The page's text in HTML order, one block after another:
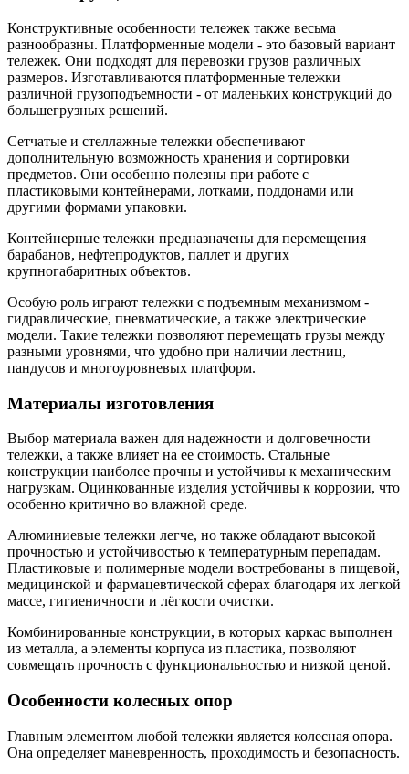
Конструктивные особенности тележек также весьма
разнообразны. Платформенные модели - это базовый вариант
тележек. Они подходят для перевозки грузов различных
размеров. Изготавливаются платформенные тележки
различной грузоподъемности - от маленьких конструкций до
большегрузных решений.
Сетчатые и стеллажные тележки обеспечивают
дополнительную возможность хранения и сортировки
предметов. Они особенно полезны при работе с
пластиковыми контейнерами, лотками, поддонами или
другими формами упаковки.
Контейнерные тележки предназначены для перемещения
барабанов, нефтепродуктов, паллет и других
крупногабаритных объектов.
Особую роль играют тележки с подъемным механизмом -
гидравлические, пневматические, а также электрические
модели. Такие тележки позволяют перемещать грузы между
разными уровнями, что удобно при наличии лестниц,
пандусов и многоуровневых платформ.
Материалы изготовления
Выбор материала важен для надежности и долговечности
тележки, а также влияет на ее стоимость. Стальные
конструкции наиболее прочны и устойчивы к механическим
нагрузкам. Оцинкованные изделия устойчивы к коррозии, что
особенно критично во влажной среде.
Алюминиевые тележки легче, но также обладают высокой
прочностью и устойчивостью к температурным перепадам.
Пластиковые и полимерные модели востребованы в пищевой,
медицинской и фармацевтической сферах благодаря их легкой
массе, гигиеничности и лёгкости очистки.
Комбинированные конструкции, в которых каркас выполнен
из металла, а элементы корпуса из пластика, позволяют
совмещать прочность с функциональностью и низкой ценой.
Особенности колесных опор
Главным элементом любой тележки является колесная опора.
Она определяет маневренность, проходимость и безопасность.